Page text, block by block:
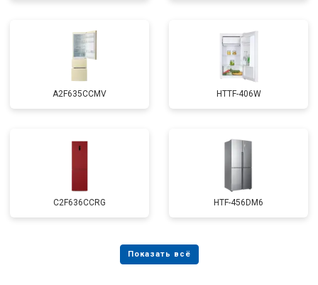
A2F635CCMV HTTF-406W
C2F636CCRG HTF-456DM6